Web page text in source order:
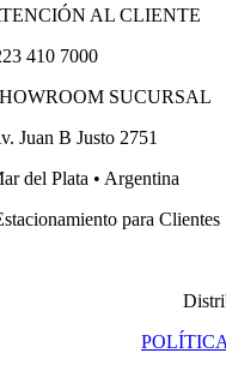
AL CLIENTE
410 7000
SUCURSAL
Juan B Justo 2751
del Plata • Argentina
para Clientes